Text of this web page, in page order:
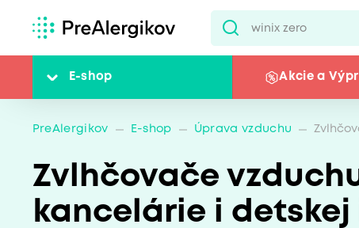
E-shop Akcie a
PreAlergikov E-shop Úprava vzduchu
Zvlhčovače
kancelárie i detskej